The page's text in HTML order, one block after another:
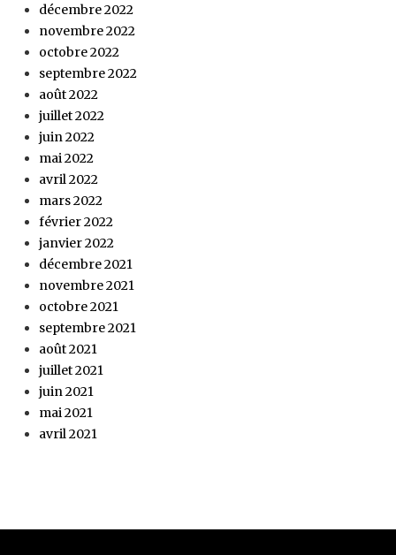
décembre 2022
novembre 2022
octobre 2022
septembre 2022
août 2022
juillet 2022
juin 2022
mai 2022
avril 2022
mars 2022
février 2022
janvier 2022
décembre 2021
novembre 2021
octobre 2021
septembre 2021
août 2021
juillet 2021
juin 2021
mai 2021
avril 2021